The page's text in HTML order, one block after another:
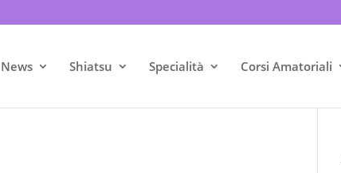
News Shiatsu Specialità Corsi Amatoriali